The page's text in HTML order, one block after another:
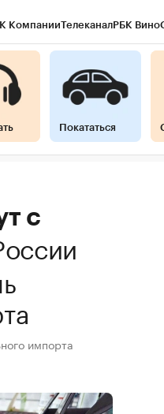
КомпанииТелеканалРБК Вино
Покататься
с
импорта